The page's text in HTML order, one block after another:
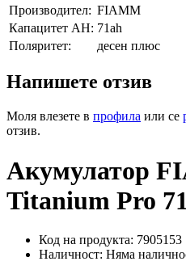
Производител: FIAMM
Капацитет AH: 71ah
Поляритет:
десен плюс
Напишете отзив
Моля влезете в профила или се
отзив.
Акумулатор
Titanium Pro
Код на продукта: 7905153
Наличност: Няма